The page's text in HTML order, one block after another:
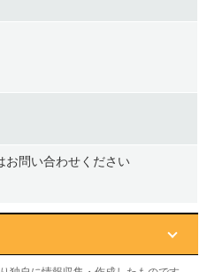
お問い合わせください